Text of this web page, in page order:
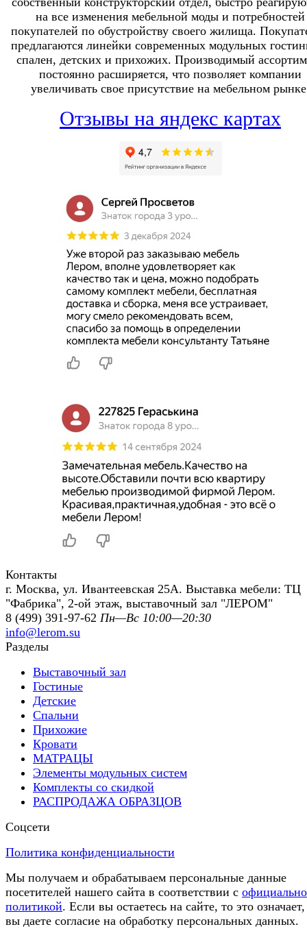
на все изменения мебельной моды и потребностей
покупателей по обустройству своего жилища.
предлагаются линейки современных модульных
спален, детских и прихожих. Производимый
постоянно расширяется, что позволяет компании
увеличивать свое присутствие на мебельном
Отзывы на яндекс картах
Контакты
г. Москва, ул. Ивантеевская 25А. Выставка мебели: ТЦ
"Фабрика", 2-ой этаж, выставочный зал "ЛЕРОМ"
8 (499) 391-97-62 Пн—Вс 10:00—20:30
info@lerom.su
Разделы
Выставочный зал
Гостиные
Детские
Спальни
Прихожие
Кровати
МАТРАЦЫ
Элементы модульных систем
Комплекты со скидкой
РАСПРОДАЖА ОБРАЗЦОВ
Соцсети
Политика конфиденциальности
Мы получаем и обрабатываем персональные данные
посетителей нашего сайта в соответствии с
политикой. Если вы остаетесь на сайте, то это
вы даете согласие на обработку персональных данных.